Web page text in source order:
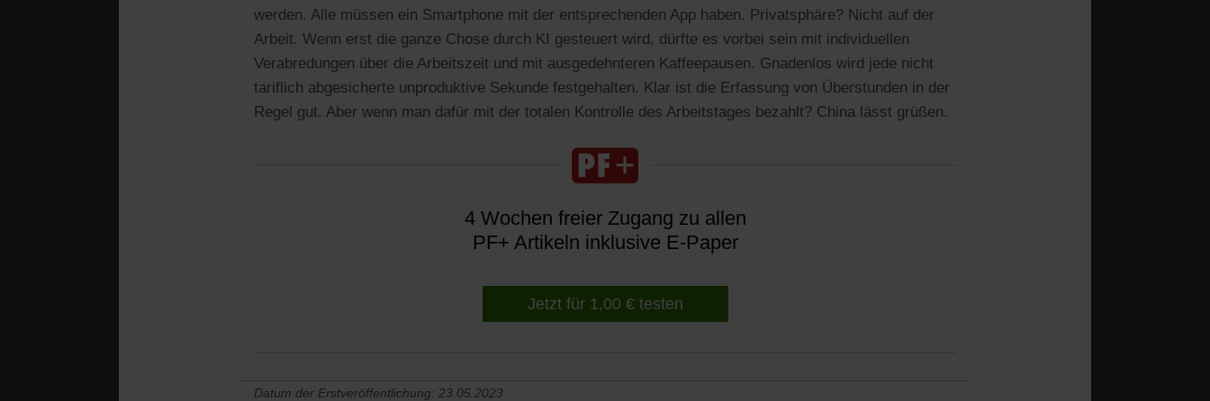
werden. Alle müssen ein Smartphone mit der entsprechenden App haben. Privatsphäre? Nicht auf der
Arbeit. Wenn erst die ganze Chose durch KI gesteuert wird, dürfte es vorbei sein mit individuellen
Verabredungen über die Arbeitszeit und mit ausgedehnteren Kaffeepausen. Gnadenlos wird jede nicht
tariflich abgesicherte unproduktive Sekunde festgehalten. Klar ist die Erfassung von Überstunden in der
Regel gut. Aber wenn man dafür mit der totalen Kontrolle des Arbeitstages bezahlt? China lässt grüßen.
4 Wochen freier Zugang zu allen
PF+ Artikeln inklusive E-Paper
Jetzt für 1,00 € testen
Datum der Erstveröffentlichung: 23.05.2023